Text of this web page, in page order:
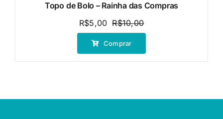
Topo de Bolo – Rainha das Compras
R$10,00O
preço
era:
R$5,00
O
preço
é:
Comprar